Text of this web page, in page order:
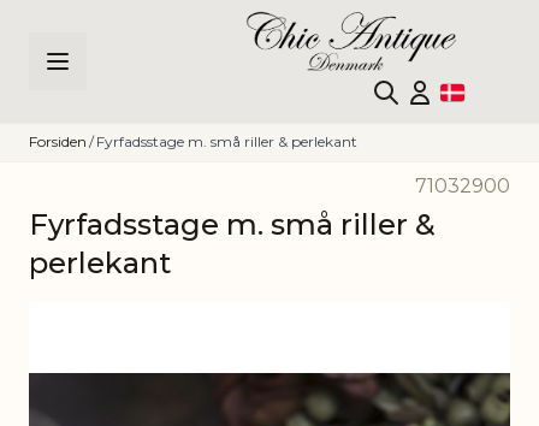
Forsiden / Fyrfadsstage m. små riller & perlekant
71032900
Fyrfadsstage m. små riller &
perlekant